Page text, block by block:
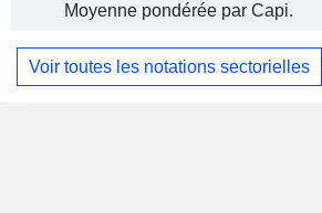
Moyenne pondérée par Capi.
Voir toutes les notations sectorielles